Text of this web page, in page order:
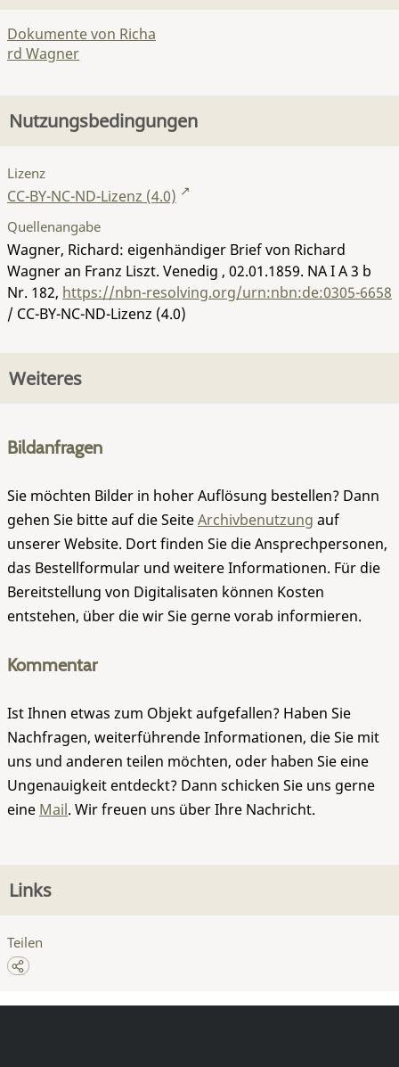
Dokumente von Richa
rd Wagner
Nutzungsbedingungen
Lizenz
CC-BY-NC-ND-Lizenz (4.0)
Quellenangabe
Wagner, Richard: eigenhändiger Brief von Richard
Wagner an Franz Liszt. Venedig , 02.01.1859. NA I A 3 b
Nr. 182, https://nbn-resolving.org/urn:nbn:de:0305-6658
/ CC-BY-NC-ND-Lizenz (4.0)
Weiteres
Bildanfragen
Sie möchten Bilder in hoher Auflösung bestellen? Dann
gehen Sie bitte auf die SeiteArchivbenutzung auf
unserer Website. Dort finden Sie die Ansprechpersonen,
das Bestellformular und weitere Informationen. Für die
Bereitstellung von Digitalisaten können Kosten
entstehen, über die wir Sie gerne vorab informieren.
Kommentar
Ist Ihnen etwas zum Objekt aufgefallen? Haben Sie
Nachfragen, weiterführende Informationen, die Sie mit
uns und anderen teilen möchten, oder haben Sie eine
Ungenauigkeit entdeckt? Dann schicken Sie uns gerne
eine Mail. Wir freuen uns über Ihre Nachricht.
Links
Teilen